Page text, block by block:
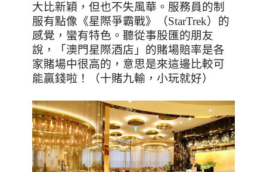
大比新穎，但也不失風華。服務員的制
服有點像《星際爭霸戰》（StarTrek）的
感覺，蠻有特色。聽從事股匯的朋友
說，「澳門星際酒店」的賭場賠率是各
家賭場中很高的，意思是來這邊比較可
能贏錢啦！（十賭九輸，小玩就好）